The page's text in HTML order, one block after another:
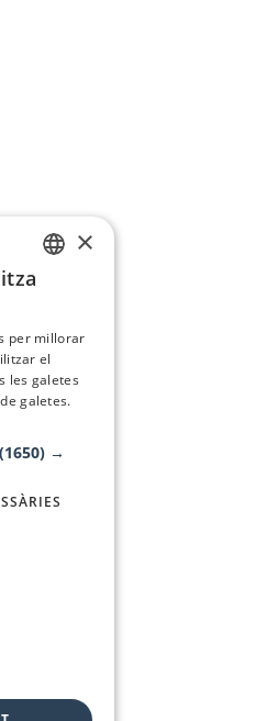
×
per millorar
el
les galetes
galetes.
(1650) →